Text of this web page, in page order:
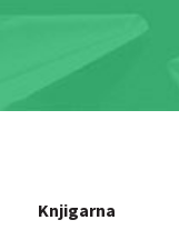
Knjigarna